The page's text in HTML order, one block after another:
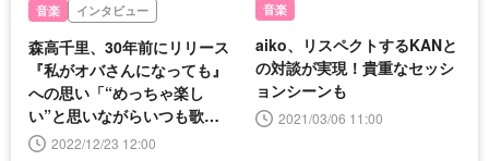
音楽 インタビュー
森高千里、30年前にリリース
『私がオバさんになっても』
への思い「“めっちゃ楽し
い”と思いながらいつも歌っ
ています(笑)」
2022/12/23 12:00
音楽
aiko、リスペクトするKANと
の対談が実現！貴重なセッシ
ョンシーンも
2021/03/06 11:00